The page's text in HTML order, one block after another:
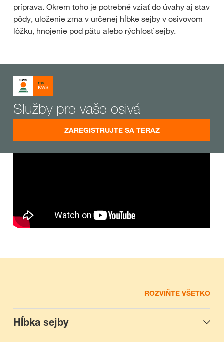
príprava. Okrem toho je potrebné vziať do úvahy aj stav
pôdy, uloženie zrna v určenej hĺbke sejby v osivovom
lôžku, hnojenie pod pätu alebo rýchlosť sejby.
Služby pre vaše osivá
ZAREGISTRUJTE SA TERAZ
ROZVIŇTE VŠETKO
Hĺbka sejby